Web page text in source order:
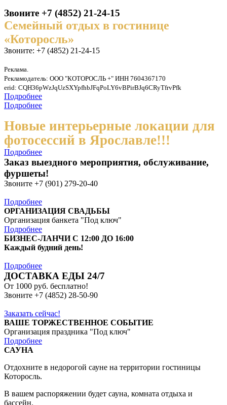
Звоните +7 (4852) 21-24-15
Семейный отдых в гостинице
«Которосль»
Звоните: +7 (4852) 21-24-15
Реклама.
Рекламодатель: ООО "КОТОРОСЛЬ +" ИНН 7604367170
erid: CQH36pWzJqUzSXYpfhbJFqPoLY6vBPirBJq6CRyTfrvPfk
Подробнее
Подробнее
Новые интерьерные локации для
фотосессий в Ярославле!!!
Подробнее
Заказ выездного мероприятия, обслуживание,
фуршеты!
Звоните +7 (901) 279-20-40
Подробнее
ОРГАНИЗАЦИЯ СВАДЬБЫ
Организация банкета "Под ключ"
Подробнее
БИЗНЕС-ЛАНЧИ С 12:00 ДО 16:00
Каждый будний день!
Подробнее
ДОСТАВКА ЕДЫ 24/7
От 1000 руб. бесплатно!
Звоните +7 (4852) 28-50-90
Заказать сейчас!
ВАШЕ ТОРЖЕСТВЕННОЕ СОБЫТИЕ
Организация праздника "Под ключ"
Подробнее
САУНА
Отдохните в недорогой сауне на территории гостиницы
Которосль.
В вашем распоряжении будет сауна, комната отдыха и
бассейн.